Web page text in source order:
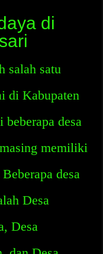
di
salah satu
di Kabupaten
desa
memiliki
desa
Desa
Desa